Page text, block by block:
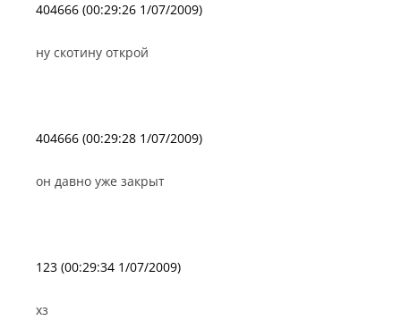
404666 (00:29:26 1/07/2009)
ну скотину открой
404666 (00:29:28 1/07/2009)
он давно уже закрыт
123 (00:29:34 1/07/2009)
хз